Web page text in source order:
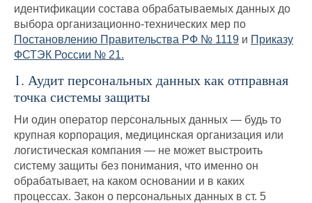
идентификации состава обрабатываемых данных до
выбора организационно-технических мер по
Постановлению Правительства РФ № 1119 и Приказу
ФСТЭК России № 21.
1. Аудит персональных данных как отправная
точка системы защиты
Ни один оператор персональных данных — будь то
крупная корпорация, медицинская организация или
логистическая компания — не может выстроить
систему защиты без понимания, что именно он
обрабатывает, на каком основании и в каких
процессах. Закон о персональных данных в ст. 5